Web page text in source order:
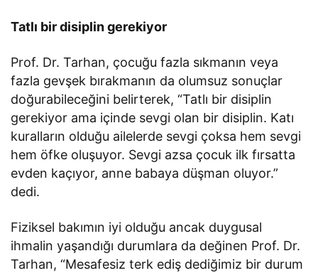
Tatlı bir disiplin gerekiyor
Prof. Dr. Tarhan, çocuğu fazla sıkmanın veya
fazla gevşek bırakmanın da olumsuz sonuçlar
doğurabileceğini belirterek, “Tatlı bir disiplin
gerekiyor ama içinde sevgi olan bir disiplin. Katı
kuralların olduğu ailelerde sevgi çoksa hem sevgi
hem öfke oluşuyor. Sevgi azsa çocuk ilk fırsatta
evden kaçıyor, anne babaya düşman oluyor.”
dedi.
Fiziksel bakımın iyi olduğu ancak duygusal
ihmalin yaşandığı durumlara da değinen Prof. Dr.
Tarhan, “Mesafesiz terk ediş dediğimiz bir durum